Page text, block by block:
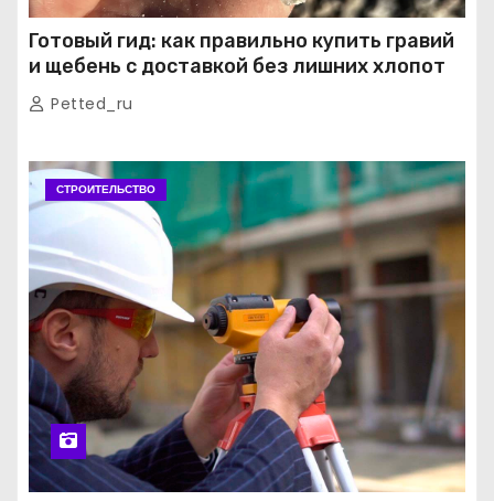
Готовый гид: как правильно купить гравий
и щебень с доставкой без лишних хлопот
Petted_ru
СТРОИТЕЛЬСТВО